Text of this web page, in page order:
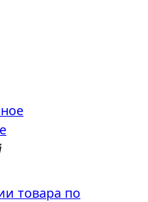
товара по